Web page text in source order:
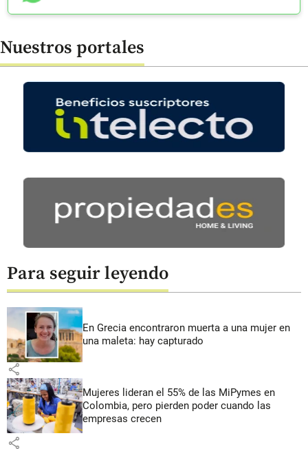
Nuestros portales
Para seguir leyendo
En Grecia encontraron muerta a una mujer en
una maleta: hay capturado
share
Mujeres lideran el 55% de las MiPymes en
Colombia, pero pierden poder cuando las
empresas crecen
share